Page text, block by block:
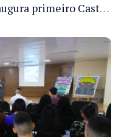
Governo do Amazonas inaugura primeiro Castramóvel Fluvial para atendimento veterinário às comunidades ribeirinhas e castração gratuita